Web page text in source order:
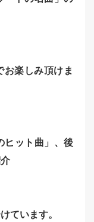
お楽しみ頂けま
ヒット曲」、後
ています。